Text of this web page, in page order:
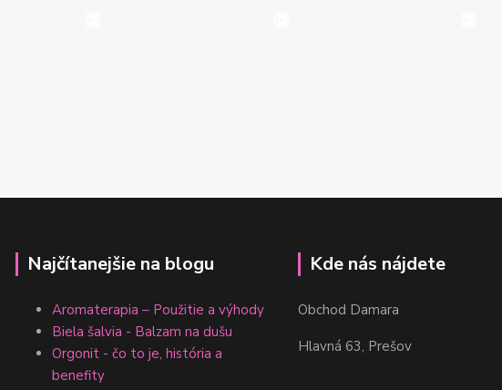
Najčítanejšie na blogu
Aromaterapia – Použitie a výhody
Biela šalvia - Balzam na dušu
Orgonit - čo to je, história a
benefity
Kde nás nájdete
Obchod Damara
Hlavná 63, Prešov